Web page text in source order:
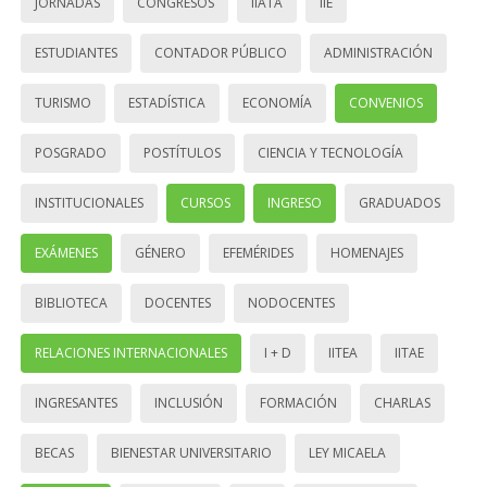
ESTUDIANTES CONTADOR PÚBLICO ADMINISTRACIÓN
TURISMO ESTADÍSTICA ECONOMÍA CONVENIOS
POSGRADO POSTÍTULOS CIENCIA Y TECNOLOGÍA
INSTITUCIONALES CURSOS INGRESO GRADUADOS
EXÁMENES GÉNERO EFEMÉRIDES HOMENAJES
BIBLIOTECA DOCENTES NODOCENTES
RELACIONES INTERNACIONALES I + D IITEA IITAE
INGRESANTES INCLUSIÓN FORMACIÓN CHARLAS
BECAS BIENESTAR UNIVERSITARIO LEY MICAELA